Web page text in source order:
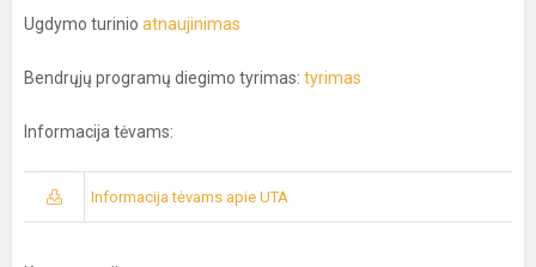
Ugdymo turinio atnaujinimas
Bendrųjų programų diegimo tyrimas: tyrimas
Informacija tėvams:
Informacija tėvams apie UTA